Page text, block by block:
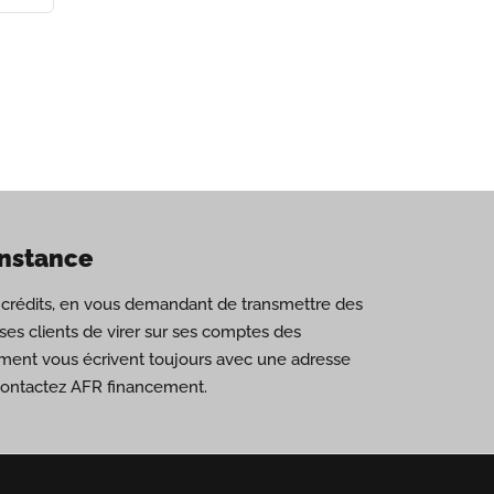
en vous demandant de transmettre des
clients de virer sur ses comptes des
vous écrivent toujours avec une adresse
AFR financement.